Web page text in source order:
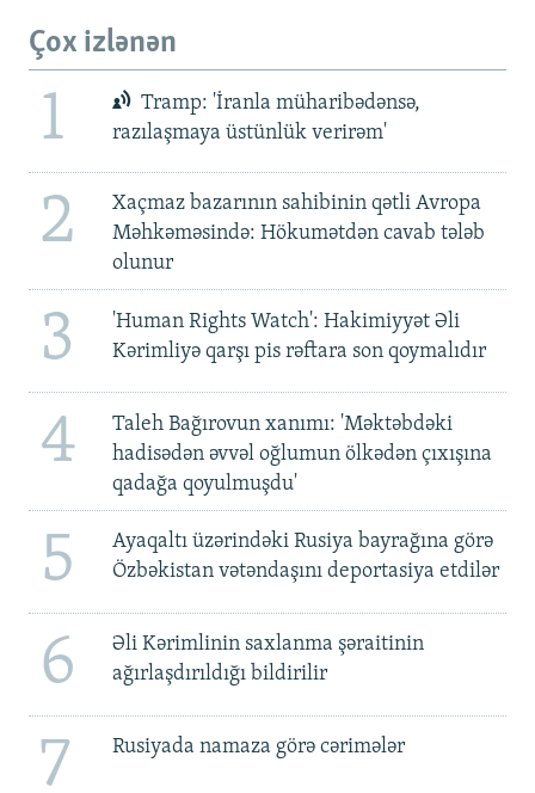
Çox izlənən
1
Tramp: 'İranla müharibədənsə,
razılaşmaya üstünlük verirəm'
2
Xaçmaz bazarının sahibinin qətli Avropa
Məhkəməsində: Hökumətdən cavab tələb
olunur
3
'Human Rights Watch': Hakimiyyət Əli
Kərimliyə qarşı pis rəftara son qoymalıdır
4
Taleh Bağırovun xanımı: 'Məktəbdəki
hadisədən əvvəl oğlumun ölkədən çıxışına
qadağa qoyulmuşdu'
5
Ayaqaltı üzərindəki Rusiya bayrağına görə
Özbəkistan vətəndaşını deportasiya etdilər
6
Əli Kərimlinin saxlanma şəraitinin
ağırlaşdırıldığı bildirilir
7 Rusiyada namaza görə cərimələr